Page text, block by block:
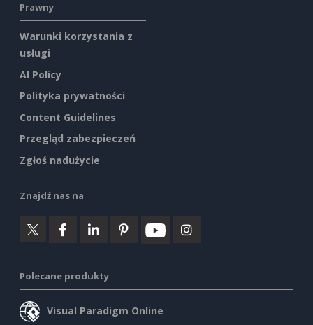
Prawny
Warunki korzystania z
usługi
AI Policy
Polityka prywatności
Content Guidelines
Przegląd zabezpieczeń
Zgłoś nadużycie
Znajdź nas na
Polecane produkty
Visual Paradigm Online